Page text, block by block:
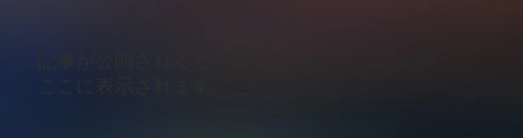
ここに表示されます。